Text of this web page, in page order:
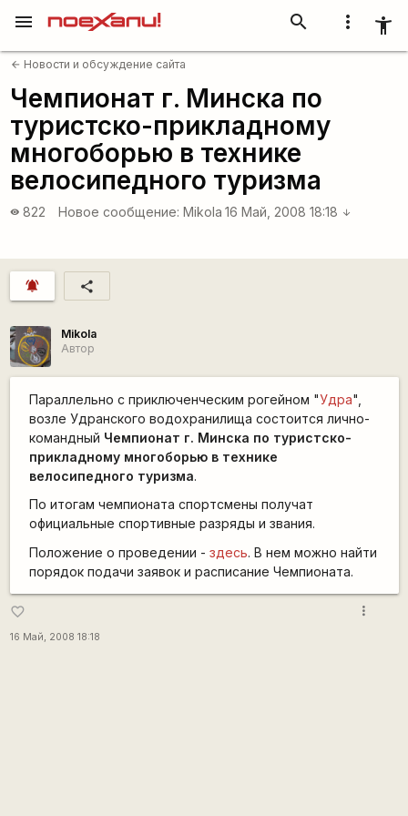
more_vert accessibility_new
search
menu
arrow_back Новости и обсуждение сайта
Чемпионат г. Минска по
туристско-прикладному
многоборью в технике
велосипедного туризма
visibility 822 Новое сообщение: Mikola 16 Май, 2008 18:18 arrow_downward
notifications_active share
Mikola
Автор
Параллельно с приключенческим рогейном "Удра",
возле Удранского водохранилища состоится лично-
командный Чемпионат г. Минска по туристско-
прикладному многоборью в технике
велосипедного туризма.
По итогам чемпионата спортсмены получат
официальные спортивные разряды и звания.
Положение о проведении - здесь. В нем можно найти
порядок подачи заявок и расписание Чемпионата.
favorite_border
16 Май, 2008 18:18
more_vert